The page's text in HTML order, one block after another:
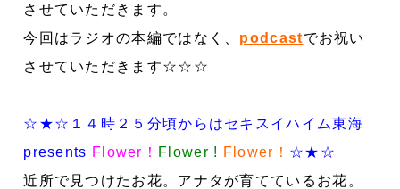
させていただきます。
今回はラジオの本編ではなく、 podcastでお祝い
させていただきます☆☆☆
☆★☆１４時２５分頃からはセキスイハイム東海
presents Flower！ Flower ! Flower！ ☆★☆
近所で見つけたお花。アナタが育てているお花。